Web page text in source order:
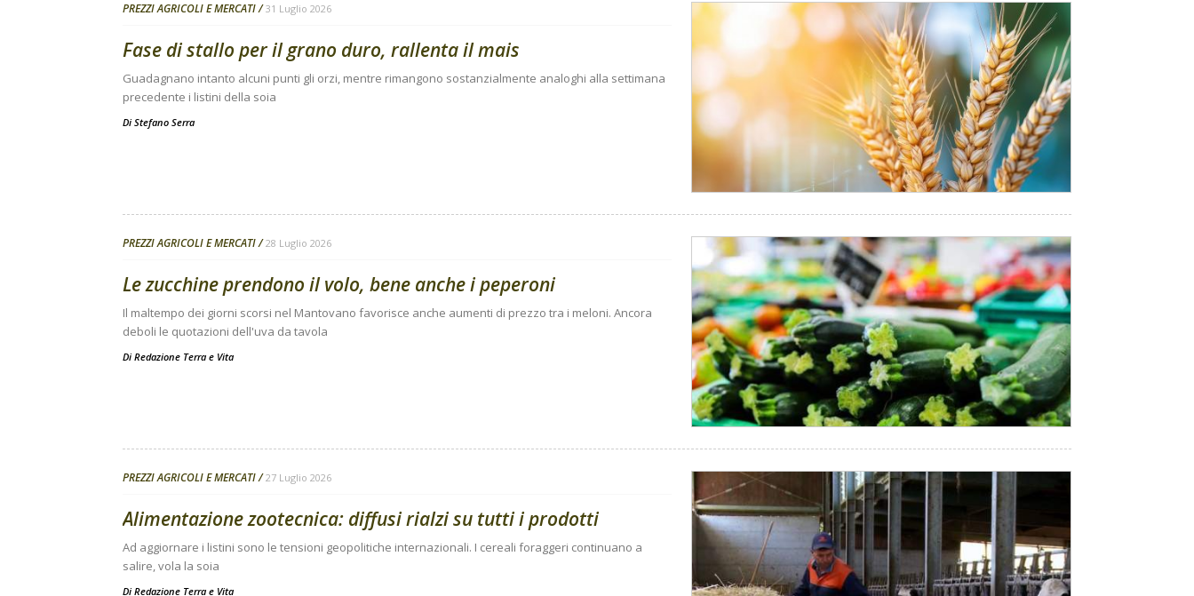
PREZZI AGRICOLI E MERCATI 31 Luglio 2026
Fase di stallo per il grano duro, rallenta il mais
Guadagnano intanto alcuni punti gli orzi, mentre rimangono sostanzialmente analoghi alla settimana
precedente i listini della soia
Di Stefano Serra
PREZZI AGRICOLI E MERCATI 28 Luglio 2026
Le zucchine prendono il volo, bene anche i peperoni
Il maltempo dei giorni scorsi nel Mantovano favorisce anche aumenti di prezzo tra i meloni. Ancora
deboli le quotazioni dell'uva da tavola
Di Redazione Terra e Vita
PREZZI AGRICOLI E MERCATI 27 Luglio 2026
Alimentazione zootecnica: diffusi rialzi su tutti i prodotti
Ad aggiornare i listini sono le tensioni geopolitiche internazionali. I cereali foraggeri continuano a
salire, vola la soia
Di Redazione Terra e Vita